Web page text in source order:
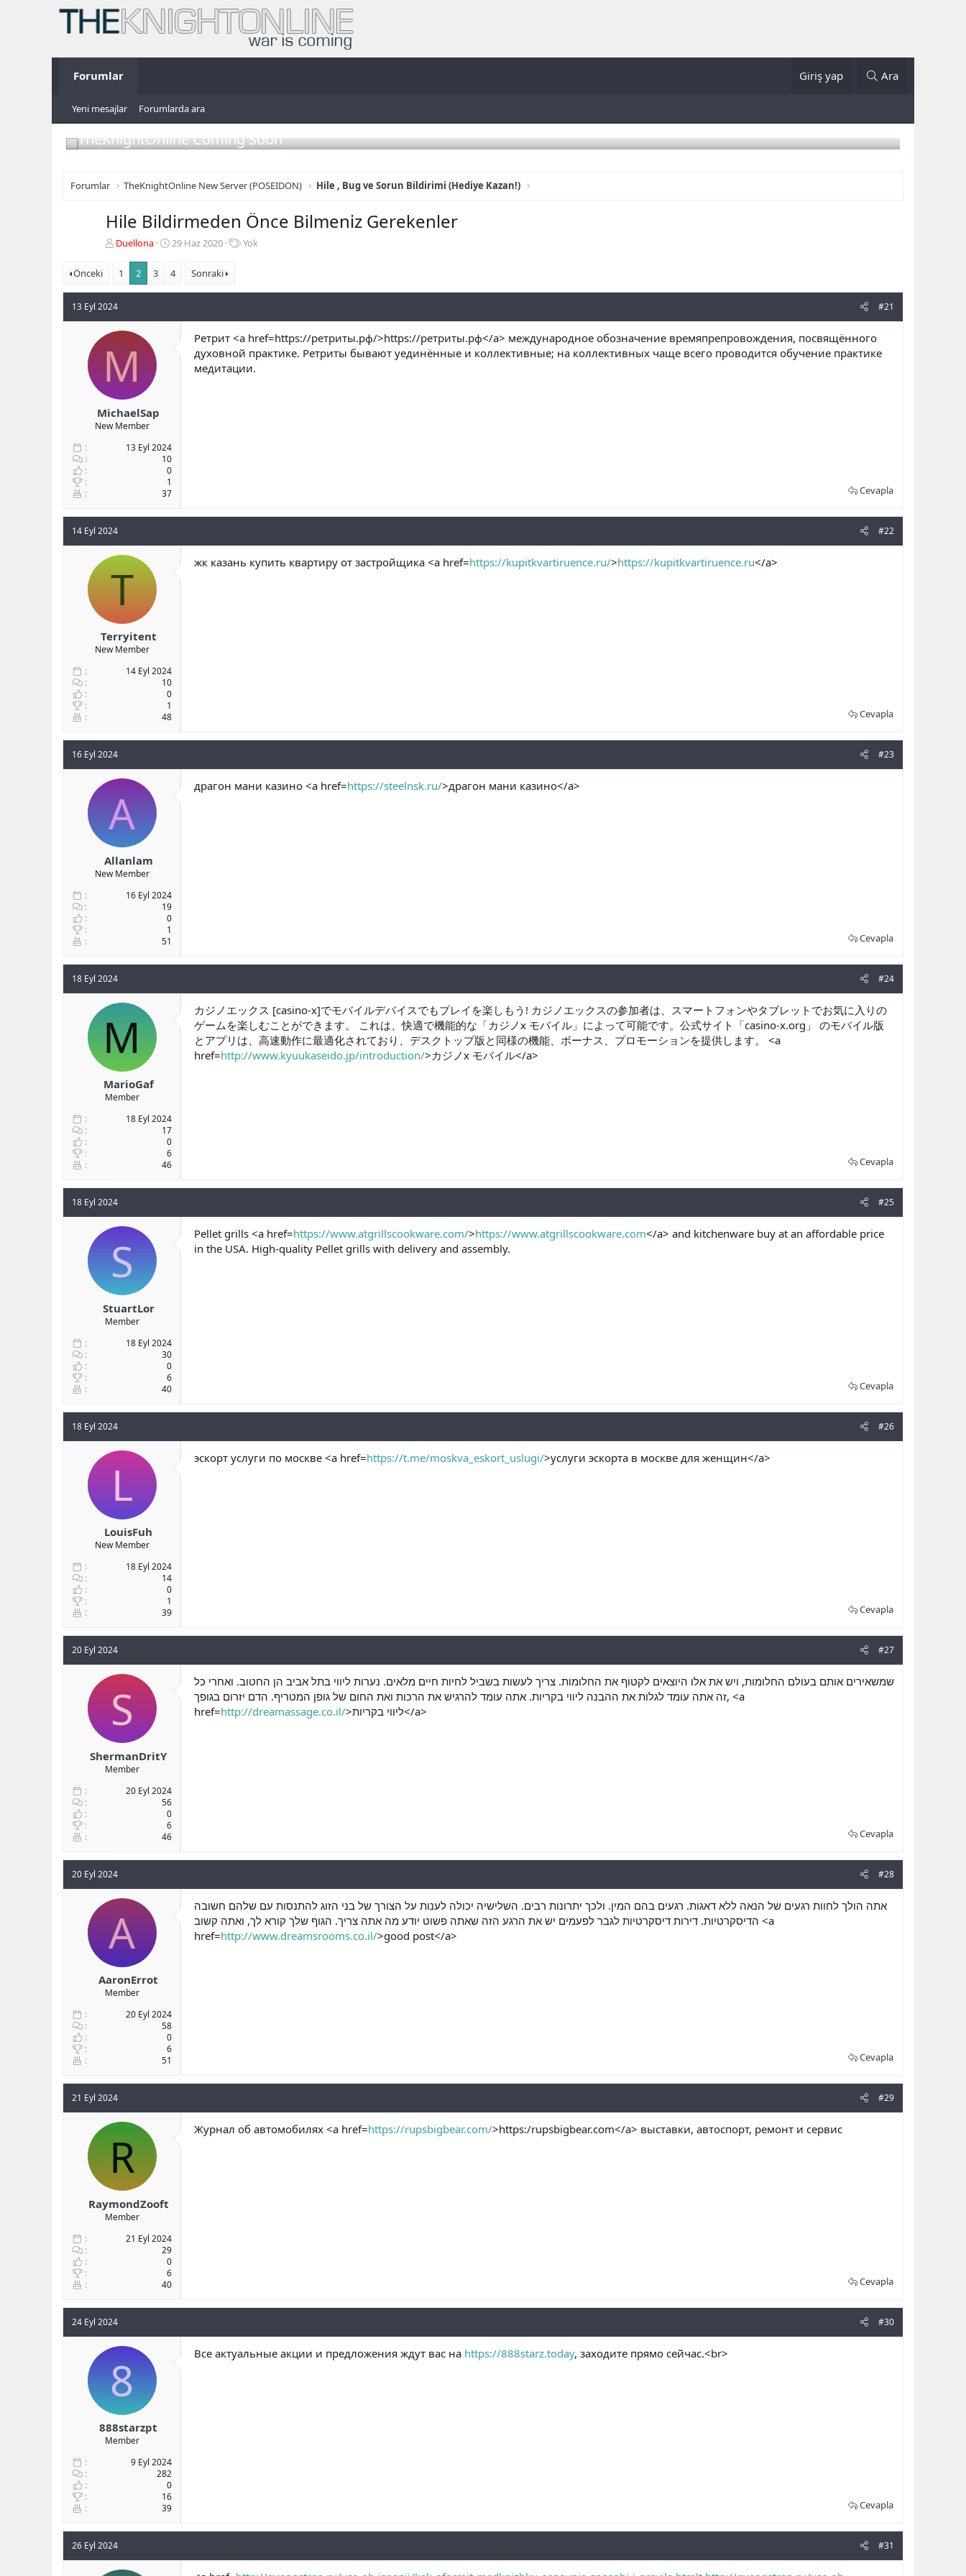
Forumlar Giriş yap Ara
Yeni mesajlar Forumlarda ara
TheKnightOnline Coming Soon
Forumlar TheKnightOnline New Server (POSEIDON) Hile , Bug ve Sorun Bildirimi (Hediye Kazan!)
Hile Bildirmeden Önce Bilmeniz Gerekenler
K
n
u
y
u
b
ş
l
a
t
a
n
Duellona
B
ş
a
g
29 Haz 2020
E
e
l
r
Yok
Önceki 1 2 3 4 Sonraki
13 Eyl 2024 #21
M
MichaelSap
New Member
13 Eyl 2024
10
0
1
37
Ретрит <a href=https://ретриты.рф/>https://ретриты.рф</a> международное обозначение времяпрепровождения, посвящённого
духовной практике. Ретриты бывают уединённые и коллективные; на коллективных чаще всего проводится обучение практике
медитации.
Cevapla
14 Eyl 2024 #22
T
Terryitent
New Member
14 Eyl 2024
10
0
1
48
жк казань купить квартиру от застройщика <a href=https://kupitkvartiruence.ru/>https://kupitkvartiruence.ru</a>
Cevapla
16 Eyl 2024 #23
A
Allanlam
New Member
16 Eyl 2024
19
0
1
51
драгон мани казино <a href=https://steelnsk.ru/>драгон мани казино</a>
Cevapla
18 Eyl 2024 #24
M
MarioGaf
Member
18 Eyl 2024
17
0
6
46
カジノエックス [casino-x]でモバイルデバイスでもプレイを楽しもう! カジノエックスの参加者は、スマートフォンやタブレットでお気に入りの
ゲームを楽しむことができます。 これは、快適で機能的な「カジノx モバイル」によって可能です。公式サイト「casino-x.org」 のモバイル版
とアプリは、高速動作に最適化されており、デスクトップ版と同様の機能、ボーナス、プロモーションを提供します。 <a
href=http://www.kyuukaseido.jp/introduction/>カジノx モバイル</a>
Cevapla
18 Eyl 2024 #25
S
StuartLor
Member
18 Eyl 2024
30
0
6
40
Pellet grills <a href=https://www.atgrillscookware.com/>https://www.atgrillscookware.com</a> and kitchenware buy at an affordable price
in the USA. High-quality Pellet grills with delivery and assembly.
Cevapla
18 Eyl 2024 #26
L
LouisFuh
New Member
18 Eyl 2024
14
0
1
39
эскорт услуги по москве <a href=https://t.me/moskva_eskort_uslugi/>услуги эскорта в москве для женщин</a>
Cevapla
20 Eyl 2024 #27
S
ShermanDritY
Member
20 Eyl 2024
56
0
6
46
שמשאירים אותם בעולם החלומות, ויש את אלו היוצאים לקטוף את החלומות. צריך לעשות בשביל לחיות חיים מלאים. נערות ליווי בתל אביב הן החטוב. ואחרי כל
זה אתה עומד לגלות את ההבנה ליווי בקריות. אתה עומד להרגיש את הרכות ואת החום של גופן המטריף. הדם יזרום בגופך, <a
href=http://dreamassage.co.il/ >ליווי בקריות</a>
Cevapla
20 Eyl 2024 #28
A
AaronErrot
Member
20 Eyl 2024
58
0
6
51
אתה הולך לחוות רגעים של הנאה ללא דאגות. רגעים בהם המין. ולכך יתרונות רבים. השלישיה יכולה לענות על הצורך של בני הזוג להתנסות עם שלהם חשובה
הדיסקרטיות. דירות דיסקרטיות לגבר לפעמים יש את הרגע הזה שאתה פשוט יודע מה אתה צריך. הגוף שלך קורא לך, ואתה קשוב <a
href=http://www.dreamsrooms.co.il/>good post</a>
Cevapla
21 Eyl 2024 #29
R
RaymondZooft
Member
21 Eyl 2024
29
0
6
40
Журнал об автомобилях <a href=https://rupsbigbear.com/>https:/rupsbigbear.com</a> выставки, автоспорт, ремонт и сервис
Cevapla
24 Eyl 2024 #30
8
888starzpt
Member
9 Eyl 2024
282
0
16
39
Все актуальные акции и предложения ждут вас на https://888starz.today, заходите прямо сейчас.<br>
Cevapla
26 Eyl 2024 #31